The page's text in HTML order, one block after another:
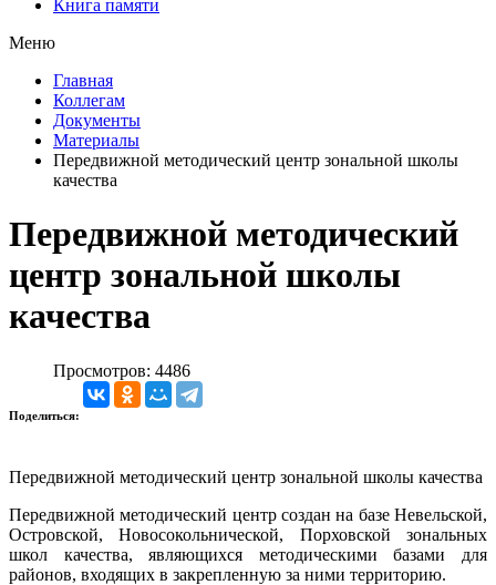
Книга памяти
Меню
Главная
Коллегам
Документы
Материалы
Передвижной методический центр зональной школы
качества
Передвижной методический
центр зональной школы
качества
Просмотров: 4486
Поделиться:
Передвижной методический центр зональной школы качества
Передвижной методический центр создан на базе Невельской,
Островской, Новосокольнической, Порховской зональных
школ качества, являющихся методическими базами для
районов, входящих в закрепленную за ними территорию.